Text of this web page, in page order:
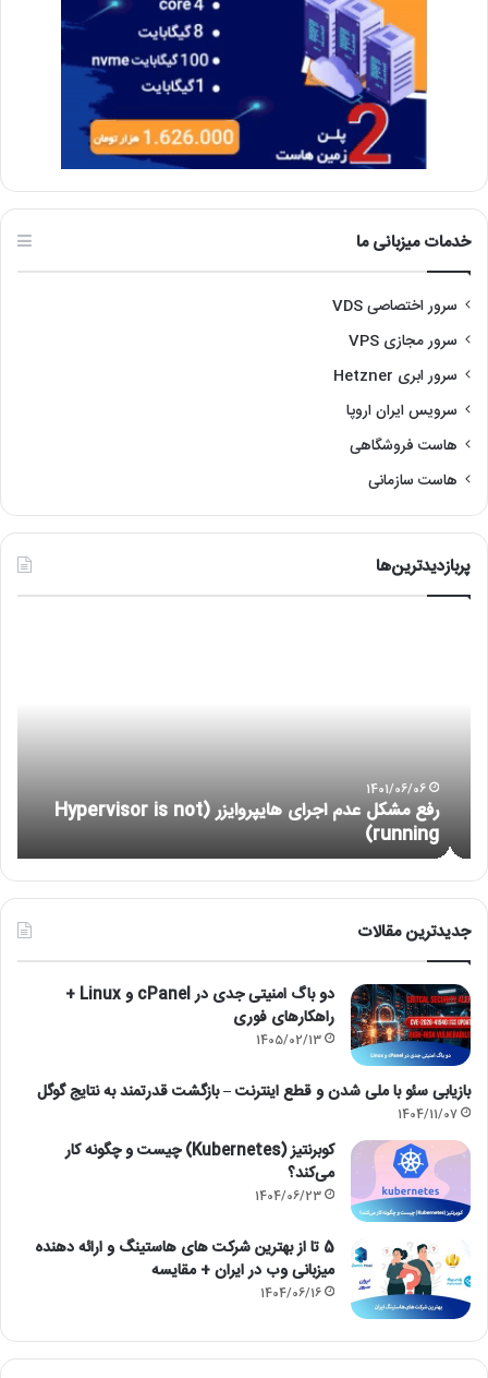
خدمات میزبانی ما
سرور اختصاصی VDS
سرور مجازی VPS
سرور ابری Hetzner
سرویس ایران اروپا
هاست فروشگاهی
هاست سازمانی
پربازدیدترین‌ها
running)
1401/06/06
رفع مشکل عدم اجرای هایپروایزر (Hypervisor is not
running)
جدیدترین مقالات
دو باگ امنیتی جدی در cPanel و Linux +
راهکارهای فوری
1405/02/13
بازیابی سئو با ملی شدن و قطع اینترنت – بازگشت قدرتمند به نتایج گوگل
1404/11/07
کوبرنتیز (Kubernetes) چیست و چگونه کار
می‌کند؟
1404/06/23
5 تا از بهترین شرکت های هاستینگ و ارائه دهنده
میزبانی وب در ایران + مقایسه
1404/06/16